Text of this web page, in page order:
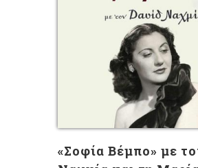
«Σοφία Βέμπο» με